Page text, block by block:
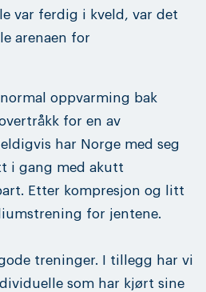
var ferdig i kveld, var det
arenaen for
oppvarming bak
for en av
har Norge med seg
i gang med akutt
Etter kompresjon og litt
for jentene.
treninger. I tillegg har vi
som har kjørt sine